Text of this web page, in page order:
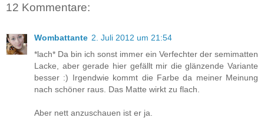
12 Kommentare:
Wombattante 2. Juli 2012 um 21:54
*lach* Da bin ich sonst immer ein Verfechter der semimatten
Lacke, aber gerade hier gefällt mir die glänzende Variante
besser :) Irgendwie kommt die Farbe da meiner Meinung
nach schöner raus. Das Matte wirkt zu flach.
Aber nett anzuschauen ist er ja.